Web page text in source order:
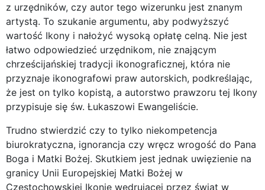
z urzędników, czy autor tego wizerunku jest znanym
artystą. To szukanie argumentu, aby podwyższyć
wartość Ikony i nałożyć wysoką opłatę celną. Nie jest
łatwo odpowiedzieć urzędnikom, nie znającym
chrześcijańskiej tradycji ikonograficznej, która nie
przyznaje ikonografowi praw autorskich, podkreślając,
że jest on tylko kopistą, a autorstwo prawzoru tej Ikony
przypisuje się św. Łukaszowi Ewangeliście.
Trudno stwierdzić czy to tylko niekompetencja
biurokratyczna, ignorancja czy wręcz wrogość do Pana
Boga i Matki Bożej. Skutkiem jest jednak uwięzienie na
granicy Unii Europejskiej Matki Bożej w
Częstochowskiej Ikonie wędrującej przez świat w